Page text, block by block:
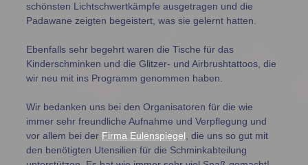
schönsten Lichtschwertkämpfe ausgetragen und die
Padawane zeigten begeistert, was sie gelernt hatten.
Ebenfalls sehr begehrt waren die Tische für das
Kinderschminken und die Glitzer- und Airbrushtattoos, die
wir neu mit ins Programm genommen haben.
Wir bedanken uns bei den Organisatoren für die wie
immer sehr freundliche Aufnahme und Verpflegung und
vor allem bei der Firma Eulenspiegel, die uns so gut mit
den benötigten Utensilien für die Schminkabteilung